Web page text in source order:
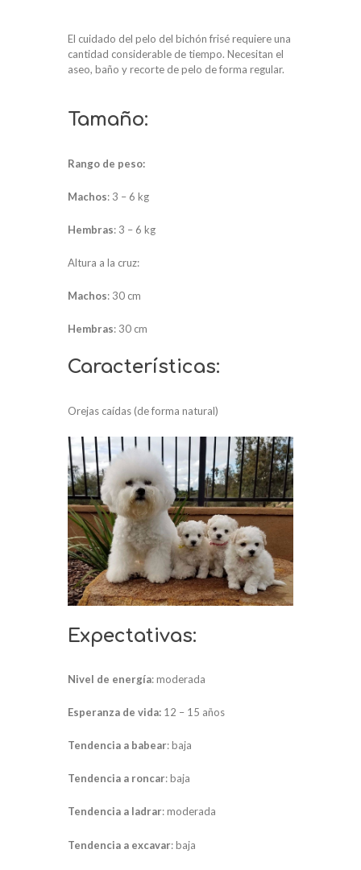
El cuidado del pelo del bichón frisé requiere una
cantidad considerable de tiempo. Necesitan el
aseo, baño y recorte de pelo de forma regular.
Tamaño:
Rango de peso:
Machos: 3 – 6 kg
Hembras: 3 – 6 kg
Altura a la cruz:
Machos: 30 cm
Hembras: 30 cm
Características:
Orejas caídas (de forma natural)
Expectativas:
Nivel de energía: moderada
Esperanza de vida: 12 – 15 años
Tendencia a babear: baja
Tendencia a roncar: baja
Tendencia a ladrar: moderada
Tendencia a excavar: baja